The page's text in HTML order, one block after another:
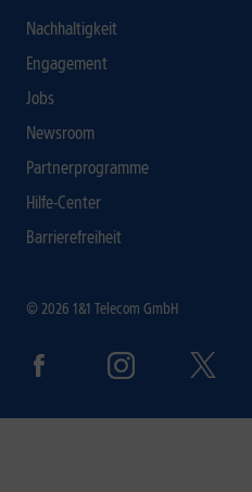
Nachhaltigkeit
Engagement
Jobs
Newsroom
Partnerprogramme
Hilfe-Center
Barrierefreiheit
© 2026 1&1 Telecom GmbH